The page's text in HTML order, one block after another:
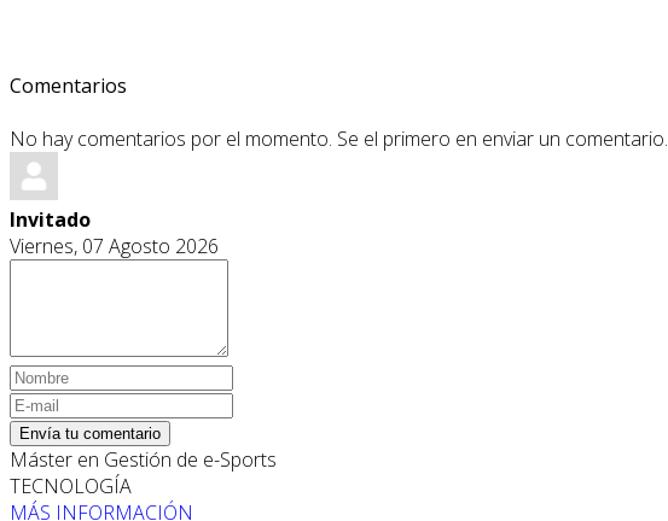
Comentarios
No hay comentarios por el momento. Se el primero en enviar un comentario.
Invitado
Viernes, 07 Agosto 2026
Envía tu comentario
Máster en Gestión de e-Sports
TECNOLOGÍA
MÁS INFORMACIÓN